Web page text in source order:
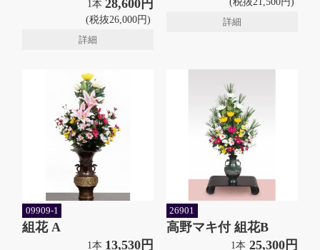
1本 28,600円
(税抜26,000円)
詳細
詳細
09909-1
組花 A
1本 13,530円
26901
高野マキ付 組花B
1本 25,300円